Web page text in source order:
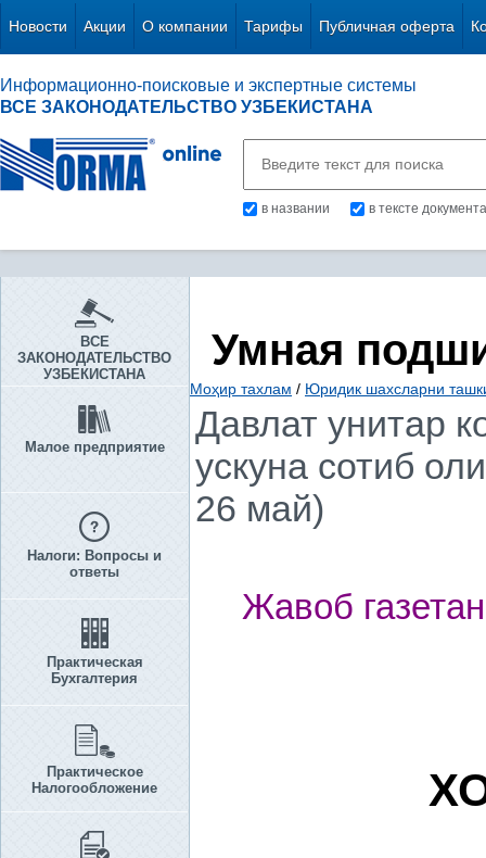
Новости Акции О компании Тарифы Публичная оферта
Информационно-поисковые и экспертные системы
ВСЕ ЗАКОНОДАТЕЛЬСТВО УЗБЕКИСТАНА
в названии в тексте документа
ВСЕ
ЗАКОНОДАТЕЛЬСТВО
УЗБЕКИСТАНА
Малое предприятие
Налоги: Вопросы и
ответы
Практическая
Бухгалтерия
Практическое
Налогообложение
Умная
Моҳир тахлам / Юридик шахсларни
Давлат унитар
ускуна сотиб
26 май)
Жавоб